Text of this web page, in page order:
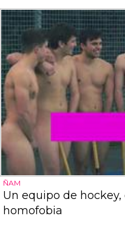
ÑAM
Un equipo de
homofobia